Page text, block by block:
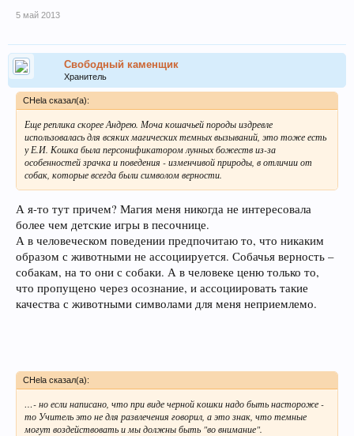
5 май 2013
Свободный каменщик
Хранитель
CHela сказал(а):
Еще реплика скорее Андрею. Моча кошачьей породы издревле
использовалась для всяких магических темных вызываний, это тоже есть
у Е.И. Кошка была персонификатором лунных божеств из-за
особенностей зрачка и поведения - изменчивой природы, в отличии от
собак, которые всегда были символом верности.
А я-то тут причем? Магия меня никогда не интересовала
более чем детские игры в песочнице.
А в человеческом поведении предпочитаю то, что никаким
образом с животными не ассоциируется. Собачья верность –
собакам, на то они с собаки. А в человеке ценю только то,
что пропущено через осознание, и ассоциировать такие
качества с животными символами для меня неприемлемо.
CHela сказал(а):
…- но если написано, что при виде черной кошки надо быть настороже -
то Учитель это не для развлечения говорил, а это знак, что темные
могут воздействовать и мы должны быть "во внимание".